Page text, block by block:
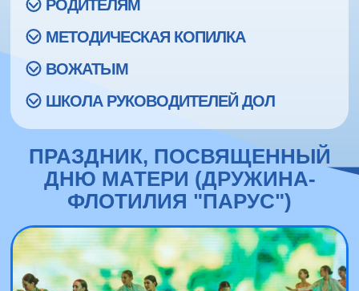
РОДИТЕЛЯМ
МЕТОДИЧЕСКАЯ КОПИЛКА
ВОЖАТЫМ
ШКОЛА РУКОВОДИТЕЛЕЙ ДОЛ
ПРАЗДНИК, ПОСВЯЩЕННЫЙ
ДНЮ МАТЕРИ (ДРУЖИНА-
ФЛОТИЛИЯ "ПАРУС")